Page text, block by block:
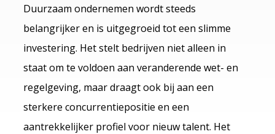
Duurzaam ondernemen wordt steeds
belangrijker en is uitgegroeid tot een slimme
investering. Het stelt bedrijven niet alleen in
staat om te voldoen aan veranderende wet- en
regelgeving, maar draagt ook bij aan een
sterkere concurrentiepositie en een
aantrekkelijker profiel voor nieuw talent. Het